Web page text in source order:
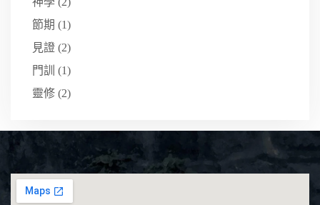
節期 (1)
見證 (2)
門訓
(1)
靈修 (2)